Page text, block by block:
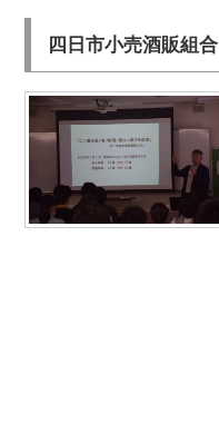
四日市小売酒販組合